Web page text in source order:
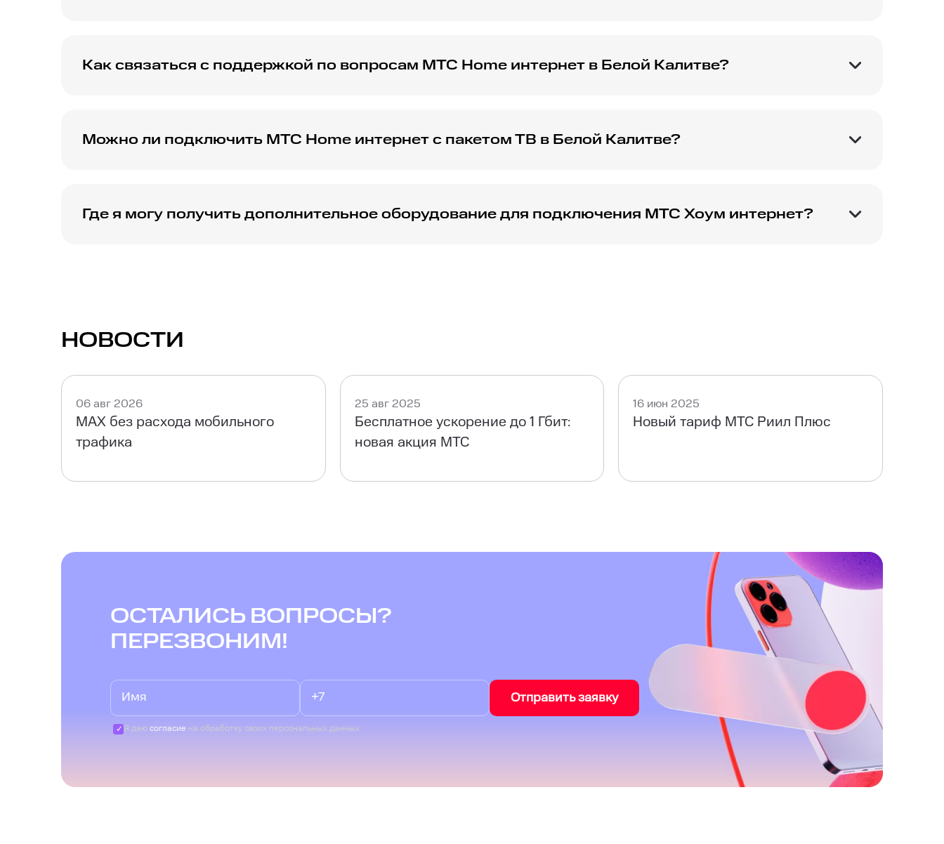
Как связаться с поддержкой по вопросам МТС Home интернет в Белой Калитве?
Можно ли подключить МТС Home интернет с пакетом ТВ в Белой Калитве?
Где я могу получить дополнительное оборудование для подключения МТС Хоум интернет?
НОВОСТИ
06 авг 2026
MAX без расхода мобильного
трафика
25 авг 2025
Бесплатное ускорение до 1 Гбит:
новая акция МТС
16 июн 2025
Новый тариф МТС Риил Плюс
ОСТАЛИСЬ ВОПРОСЫ?
ПЕРЕЗВОНИМ!
Отправить заявку
Я даю согласие на обработку своих персональных данных